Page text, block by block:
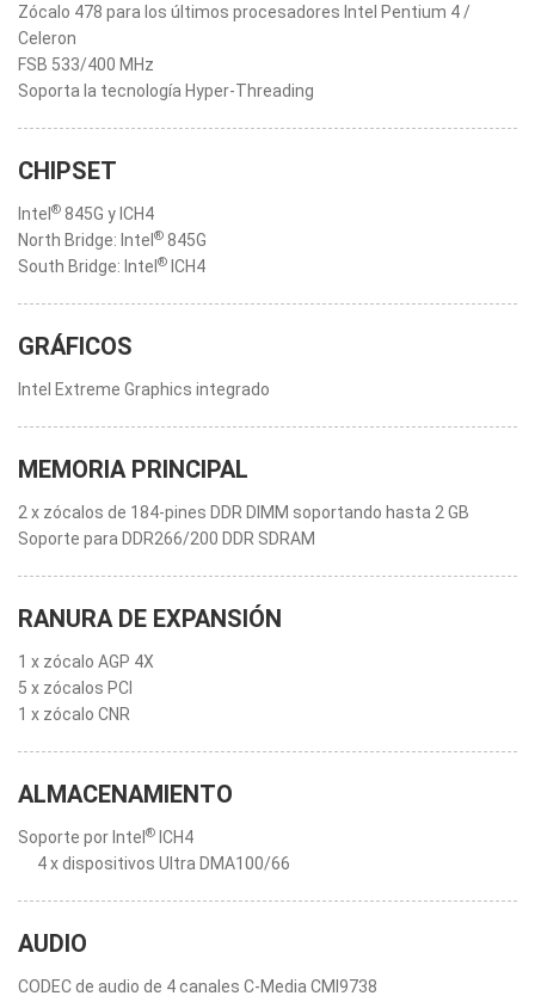
Zócalo 478 para los últimos procesadores Intel Pentium 4 /
Celeron
FSB 533/400 MHz
Soporta la tecnología Hyper-Threading
CHIPSET
Intel ® 845G y ICH4
North Bridge: Intel ® 845G
South Bridge: Intel ® ICH4
GRÁFICOS
Intel Extreme Graphics integrado
MEMORIA PRINCIPAL
2 x zócalos de 184-pines DDR DIMM soportando hasta 2 GB
Soporte para DDR266/200 DDR SDRAM
RANURA DE EXPANSIÓN
1 x zócalo AGP 4X
5 x zócalos PCI
1 x zócalo CNR
ALMACENAMIENTO
Soporte por Intel ® ICH4
4 x dispositivos Ultra DMA100/66
AUDIO
CODEC de audio de 4 canales C-Media CMI9738